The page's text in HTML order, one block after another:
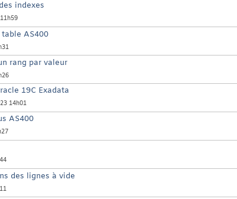
indexes
AS400
rang par valeur
19C Exadata
14h01
AS400
des lignes à vide